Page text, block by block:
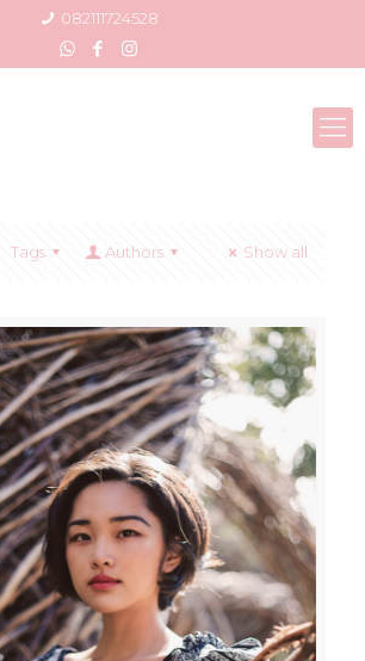
082111724528
Tags Authors Show all